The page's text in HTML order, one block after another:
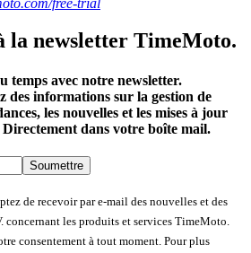
la newsletter TimeMoto.
temps avec notre newsletter.
des informations sur la gestion de
les nouvelles et les mises à jour
dans votre boîte mail.
Soumettre
de recevoir par e-mail des nouvelles et des
les produits et services TimeMoto.
consentement à tout moment. Pour plus